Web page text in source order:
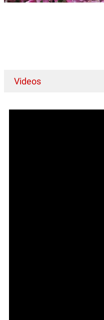
Videos